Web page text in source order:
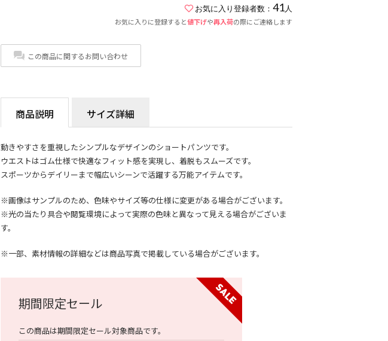
お気に入り登録者数： 41 人
お気に入りに登録すると値下げや再入荷の際にご連絡します
この商品に関するお問い合わせ
商品説明 サイズ詳細
動きやすさを重視したシンプルなデザインのショートパンツです。
ウエストはゴム仕様で快適なフィット感を実現し、着脱もスムーズです。
スポーツからデイリーまで幅広いシーンで活躍する万能アイテムです。
※画像はサンプルのため、色味やサイズ等の仕様に変更がある場合がございます。
※光の当たり具合や閲覧環境によって実際の色味と異なって見える場合がございま
す。
※一部、素材情報の詳細などは商品写真で掲載している場合がございます。
期間限定セール
この商品は期間限定セール対象商品です。